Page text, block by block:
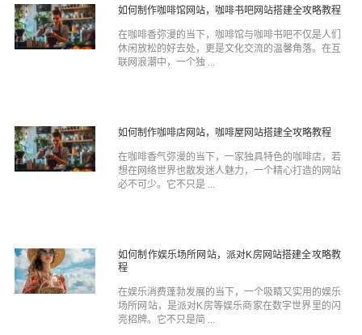
如何制作咖啡馆网站，咖啡书吧网站搭建全攻略教程
在咖啡香弥漫的当下，咖啡馆与咖啡书吧不仅是人们
休闲放松的好去处，更是文化交流的温馨角落。在互
联网浪潮中，一个独 ...
如何制作咖啡店网站，咖啡屋网站搭建全攻略教程
在咖啡香气弥漫的当下，一家独具特色的咖啡店，若
想在网络世界也散发迷人魅力，一个精心打造的网站
必不可少。它不只是 ...
如何制作娱乐场所网站，派对K房网站搭建全攻略教
程
在娱乐消费蓬勃发展的当下，一个吸睛又实用的娱乐
场所网站，是派对K房等娱乐商家在数字世界里的闪
亮招牌。它不只是简 ...